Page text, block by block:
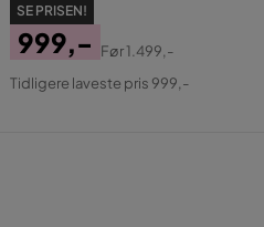
SE PRISEN!
Pris
999,-
Original
Før1.499,-
Tidligere laveste pris 999,-